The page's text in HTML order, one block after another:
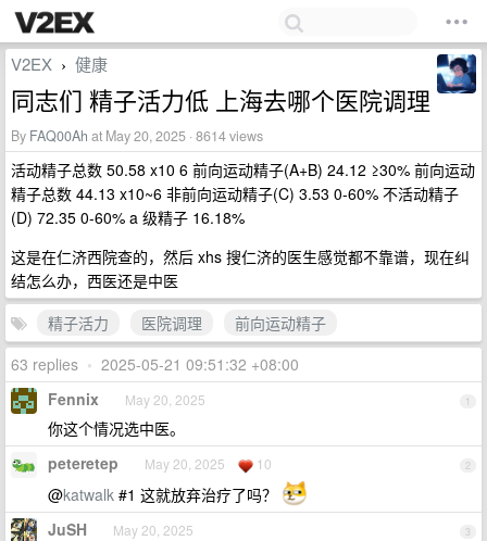
V2EX › 健康
同志们 精子活力低 上海去哪个医院调理
By FAQ00Ah at May 20, 2025 · 8614 views
活动精子总数 50.58 x10 6 前向运动精子(A+B) 24.12 ≥30% 前向运动
精子总数 44.13 x10~6 非前向运动精子(C) 3.53 0-60% 不活动精子
(D) 72.35 0-60% a 级精子 16.18%
这是在仁济西院查的，然后 xhs 搜仁济的医生感觉都不靠谱，现在纠
结怎么办，西医还是中医
精子活力
医院调理
前向运动精子
63 replies • 2025-05-21 09:51:32 +08:00
1
Fennix May 20, 2025
你这个情况选中医。
2
peteretep May 20, 2025 10
@katwalk #1 这就放弃治疗了吗？
3
JuSH May 20, 2025